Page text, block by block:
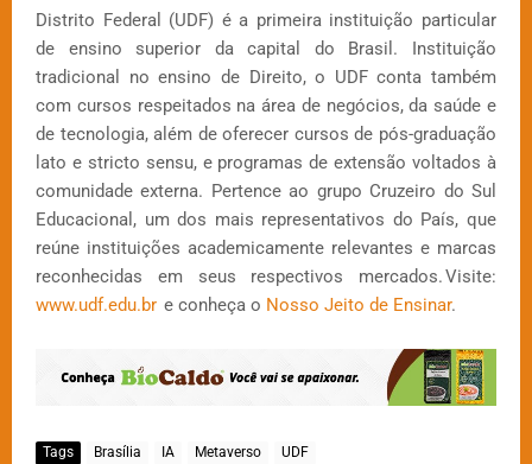
Distrito Federal (UDF) é a primeira instituição particular
de ensino superior da capital do Brasil. Instituição
tradicional no ensino de Direito, o UDF conta também
com cursos respeitados na área de negócios, da saúde e
de tecnologia, além de oferecer cursos de pós-graduação
lato e stricto sensu, e programas de extensão voltados à
comunidade externa. Pertence ao grupo Cruzeiro do Sul
Educacional, um dos mais representativos do País, que
reúne instituições academicamente relevantes e marcas
reconhecidas em seus respectivos mercados. Visite:
www.udf.edu.br e conheça o Nosso Jeito de Ensinar.
Tags Brasília IA Metaverso UDF